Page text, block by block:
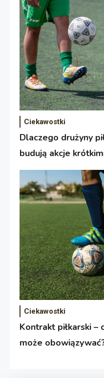
Ciekawostki
Dlaczego drużyny
budują akcje
Ciekawostki
Kontrakt piłkarski –
może